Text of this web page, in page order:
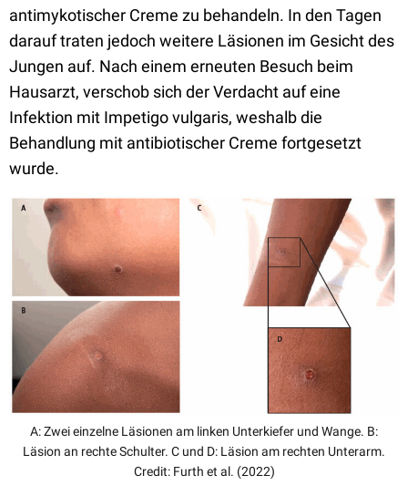
antimykotischer Creme zu behandeln. In den Tagen
darauf traten jedoch weitere Läsionen im Gesicht des
Jungen auf. Nach einem erneuten Besuch beim
Hausarzt, verschob sich der Verdacht auf eine
Infektion mit Impetigo vulgaris, weshalb die
Behandlung mit antibiotischer Creme fortgesetzt
wurde.
A: Zwei einzelne Läsionen am linken Unterkiefer und Wange. B:
Läsion an rechte Schulter. C und D: Läsion am rechten Unterarm.
Credit: Furth et al. (2022)